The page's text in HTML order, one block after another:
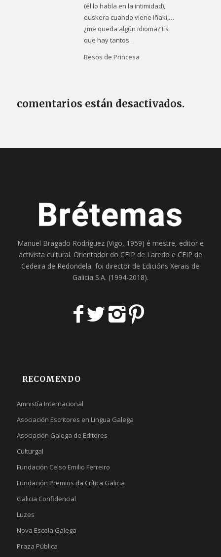
(él lo habla en la intimidad),
euskera cuando viene Iñaki,…
¿me queda algún idioma? Es
que hay tantos…
Besos de Princesa
comentarios están desactivados.
Manuel Bragado Rodríguez (Vigo, 1959) é mestre, editor e
activista cultural. Orientador do CEIP de Laredo e CEIP de
Cedeira de Redondela, foi director de Edicións Xerais de
Galicia S.A. (1994-2018).
RECOMENDO
Amnistía Internacional
Asociación Escritores en Lingua Galega
Asociación Galega de Editores
Culturgal
Fundación Celso Emilio Ferreiro
Fundación Premios da Crítica Galicia
Galicia Confidencial
Luzes
Nova Escola Galega
Praza Pública